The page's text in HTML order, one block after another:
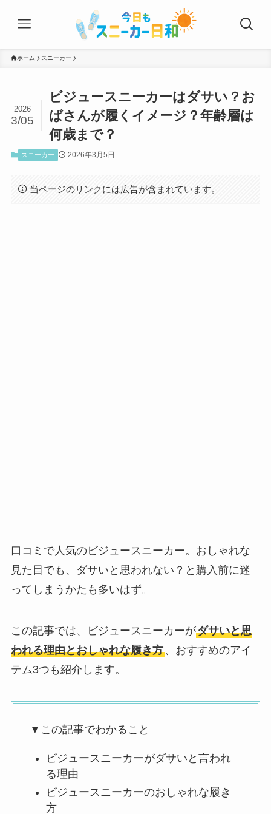
ホーム スニーカー
ビジュースニーカーはダサい？お
ばさんが履くイメージ？年齢層は
何歳まで？
2026
3/05
スニーカー 2026年3月5日
当ページのリンクには広告が含まれています。
口コミで人気のビジュースニーカー。おしゃれな
見た目でも、ダサいと思われない？と購入前に迷
ってしまうかたも多いはず。
この記事では、ビジュースニーカーがダサいと思
われる理由とおしゃれな履き方、おすすめのアイ
テム3つも紹介します。
▼この記事でわかること
ビジュースニーカーがダサいと言われ
る理由
ビジュースニーカーのおしゃれな履き
方